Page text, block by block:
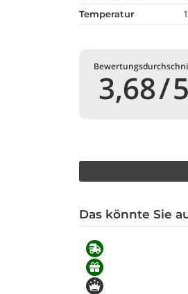
temperatur
3,68/5
Das könnte Sie